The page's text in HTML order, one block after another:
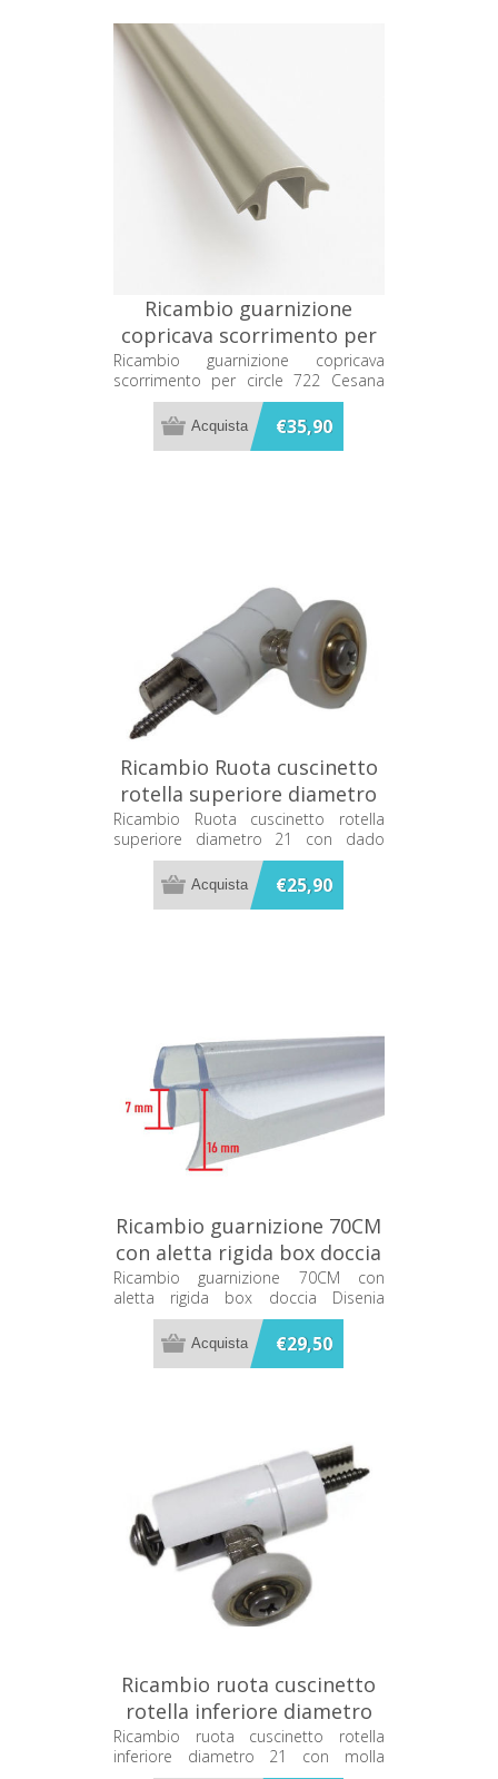
Ricambio guarnizione
copricava scorrimento per
circle 722 Cesana
64816561365
Ricambio guarnizione copricava
scorrimento per circle 722 Cesana
64816561365
€35,90
Ricambio Ruota cuscinetto
rotella superiore diametro
21 con dado bianco
81080301 Teuco
Ricambio Ruota cuscinetto rotella
superiore diametro 21 con dado
bianco 81080301 Teuco
€25,90
Ricambio guarnizione 70CM
con aletta rigida box doccia
Disenia RCGNGC6F
Ricambio guarnizione 70CM con
aletta rigida box doccia Disenia
RCGNGC6F
€29,50
Ricambio ruota cuscinetto
rotella inferiore diametro
21 con molla 81102201
Teuco
Ricambio ruota cuscinetto rotella
inferiore diametro 21 con molla